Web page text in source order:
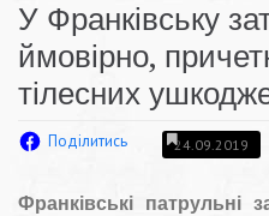
У Франківську
ймовірно,
тілесних
Поділитись 24.09.2019
Франківські патрульні